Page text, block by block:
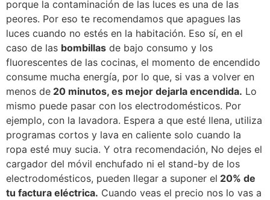
porque la contaminación de las luces es una de las
peores. Por eso te recomendamos que apagues las
luces cuando no estés en la habitación. Eso sí, en el
caso de las bombillas de bajo consumo y los
fluorescentes de las cocinas, el momento de encendido
consume mucha energía, por lo que, si vas a volver en
menos de 20 minutos, es mejor dejarla encendida. Lo
mismo puede pasar con los electrodomésticos. Por
ejemplo, con la lavadora. Espera a que esté llena, utiliza
programas cortos y lava en caliente solo cuando la
ropa esté muy sucia. Y otra recomendación, No dejes el
cargador del móvil enchufado ni el stand-by de los
electrodomésticos, pueden llegar a suponer el 20% de
tu factura eléctrica. Cuando veas el precio nos lo vas a